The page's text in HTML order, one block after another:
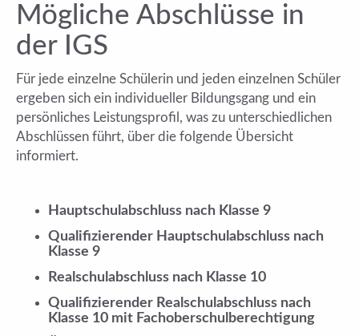
Mögliche Abschlüsse in
der IGS
Für jede einzelne Schülerin und jeden einzelnen Schüler
ergeben sich ein individueller Bildungsgang und ein
persönliches Leistungsproﬁl, was zu unterschiedlichen
Abschlüssen führt, über die folgende Übersicht
informiert.
Hauptschulabschluss nach Klasse 9
Qualiﬁzierender Hauptschulabschluss nach
Klasse 9
Realschulabschluss nach Klasse 10
Qualiﬁzierender Realschulabschluss nach
Klasse 10 mit Fachoberschulberechtigung